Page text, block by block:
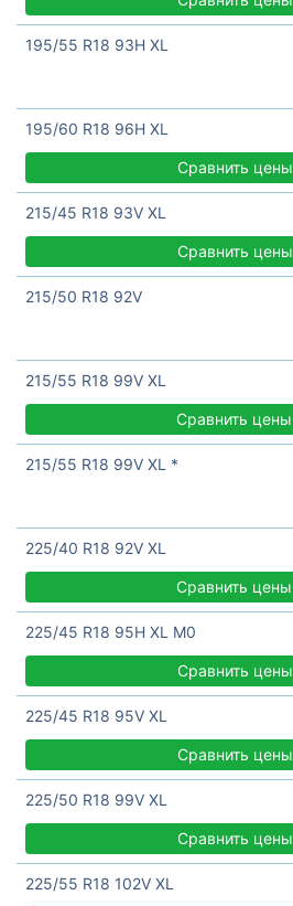
195/55 R18 93H XL
195/60 R18 96H XL
Сравнить цены
215/45 R18 93V XL
Сравнить цены
215/50 R18 92V
215/55 R18 99V XL
Сравнить цены
215/55 R18 99V XL *
225/40 R18 92V XL
Сравнить цены
225/45 R18 95H XL M0
Сравнить цены
225/45 R18 95V XL
Сравнить цены
225/50 R18 99V XL
Сравнить цены
225/55 R18 102V XL